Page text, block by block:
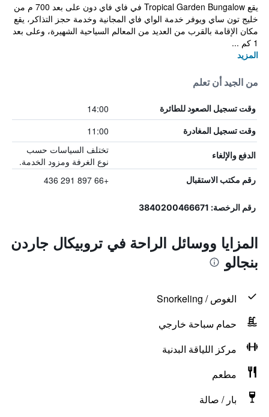
يقع Tropical Garden Bungalow في فاي فاي دون على بعد 700 م من
خليج تون ساي ويوفر خدمة الواي فاي المجانية وخدمة حجز التذاكر، يقع
مكان الإقامة بالقرب من العديد من المعالم السياحية الشهيرة، وعلى بعد
1 كم ...
المزيد
من الجيد أن تعلم
وقت تسجيل الصعود للطائرة 14:00
وقت تسجيل المغادرة 11:00
الدفع والإلغاء
تختلف السياسات حسب
نوع الغرفة ومزود الخدمة.
رقم مكتب الاستقبال +66 897 291 436
رقم الرخصة: 3840200466671
المزايا ووسائل الراحة في تروبيكال جاردن
بنجالو
الغوص / Snorkeling
حمام سباحة خارجي
مركز اللياقة البدنية
مطعم
بار / صالة